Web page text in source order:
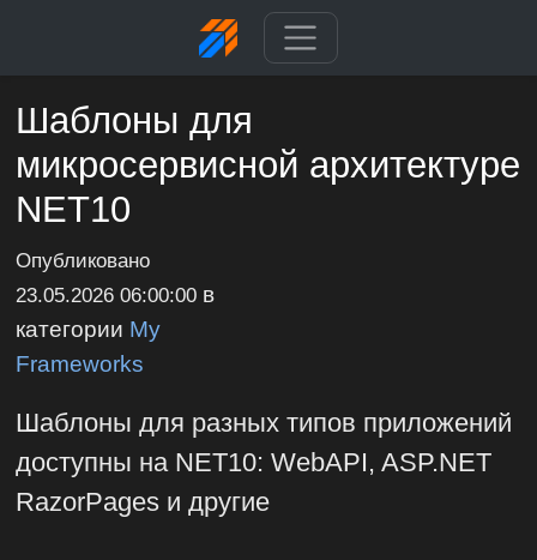
Шаблоны для
микросервисной архитектуре
NET10
Опубликовано
23.05.2026 06:00:00 в
категории My
Frameworks
Шаблоны для разных типов приложений
доступны на NET10: WebAPI, ASP.NET
RazorPages и другие